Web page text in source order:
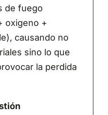
de fuego
oxigeno +
causando no
sino lo que
la perdida